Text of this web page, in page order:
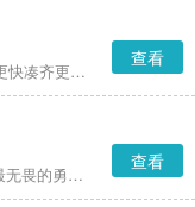
把组队邀请发到游戏公屏里，就能更快凑齐更多玩家加入队伍，多人一起挑战副本能让关卡难度不断降低，也更容易拿到稀有的装备和武器。
查看
3.从容避开呼啸而至的导弹，唯有最无畏的勇士方能轻松完成这场冒险并实时出击，战胜你的对手。
查看